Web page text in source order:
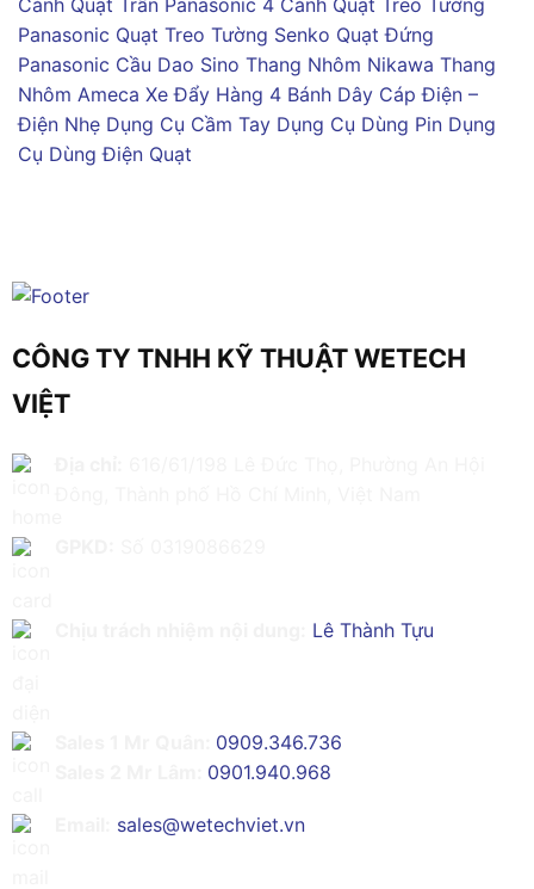
Panasonic Quạt Treo Tường Senko Quạt Đứng
Panasonic Cầu Dao Sino Thang Nhôm Nikawa Thang
Nhôm Ameca Xe Đẩy Hàng 4 Bánh Dây Cáp Điện –
Điện Nhẹ Dụng Cụ Cầm Tay Dụng Cụ Dùng Pin Dụng
Cụ Dùng Điện Quạt
CÔNG TY TNHH KỸ THUẬT WETECH
VIỆT
Lê Thành Tựu
0909.346.736
0901.940.968
sales@wetechviet.vn